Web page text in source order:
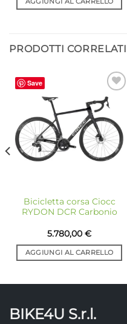
PRODOTTI CORRELATI
Save
Aggiungi
alla lista
dei
desideri
Bicicletta corsa Ciocc
RYDON DCR Carbonio
5.780,00 €
AGGIUNGI AL CARRELLO
BIKE4U S.r.l.